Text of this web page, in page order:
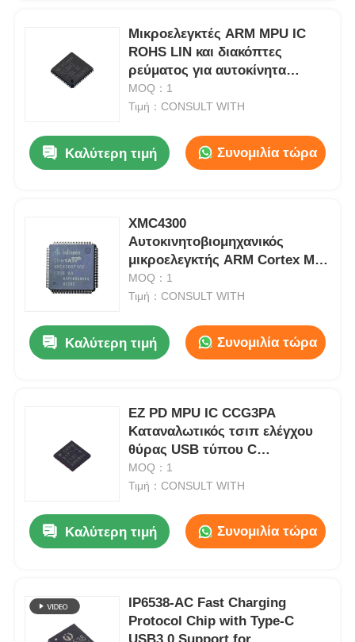
Βίντεο
Σχετικά με εμάς
Έλεγχος Ποιότητας
Επικοινωνήστε μαζί μας
Ειδήσεις
Φύλακας πύλης προγραμματισμού πεδίου FPGA
Μικροελεγκτές ARM MPU IC
ROHS LIN και διακόπτες
ρεύματος για αυτοκίνητα
TLE9842-2QX
MOQ：1
Τιμή：CONSULT WITH
Καλύτερη τιμή Συνομιλία τώρα
XMC4300
Αυτοκινητοβιομηχανικός
μικροελεγκτής ARM Cortex M4
XMC4300F100F256AA
MOQ：1
Τιμή：CONSULT WITH
Καλύτερη τιμή Συνομιλία τώρα
EZ PD MPU IC CCG3PA
Καταναλωτικός τσιπ ελέγχου
θύρας USB τύπου C
CYPD3171-24LQXQT
MOQ：1
Τιμή：CONSULT WITH
Καλύτερη τιμή Συνομιλία τώρα
IP6538-AC Fast Charging
Protocol Chip with Type-C
USB3.0 Support for